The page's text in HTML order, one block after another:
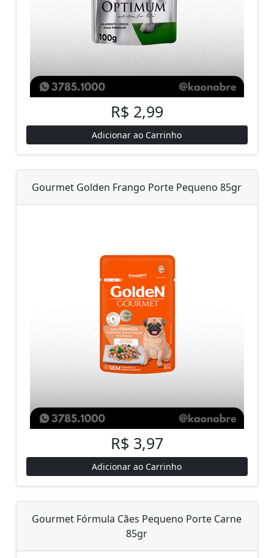
R$ 2,99
Adicionar ao Carrinho
Gourmet Golden Frango Porte Pequeno 85gr
R$ 3,97
Adicionar ao Carrinho
Gourmet Fórmula Cães Pequeno Porte Carne
85gr